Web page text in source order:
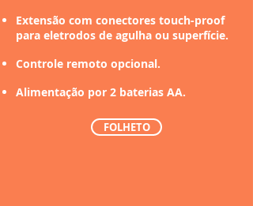
Extensão com conectores touch-proof
para eletrodos de agulha ou superfície.
Controle remoto opcional.
Alimentação por 2 baterias AA.
FOLHETO